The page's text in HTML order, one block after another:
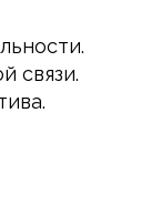
связи.